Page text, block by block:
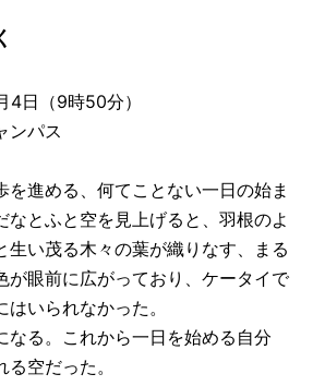
4日（9時50分）
ンパス
を進める、何てことない一日の始ま
なとふと空を見上げると、羽根のよ
生い茂る木々の葉が織りなす、まる
が眼前に広がっており、ケータイで
いられなかった。
なる。これから一日を始める自分
空だった。